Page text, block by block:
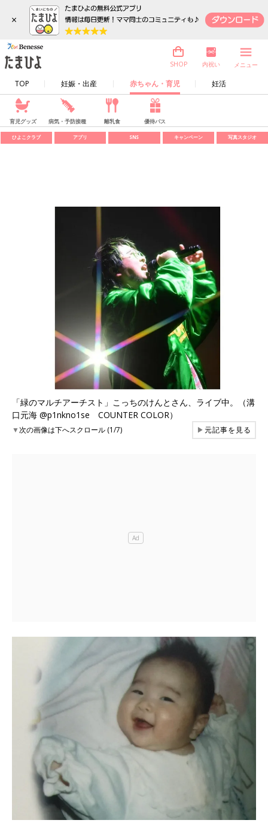
×
TOP 妊娠・出産 赤ちゃん・育児 妊活
SHOP 内祝い メニュー
育児グッズ 病気・予防接種 離乳食 優待パス
ひよこクラブ アプリ SNS キャンペーン 写真スタジオ
「緑のマルチアーチスト」こっちのけんとさん、ライブ中。（溝
口元海 @p1nkno1se COUNTER COLOR）
▼次の画像は下へスクロール (1/7) ▶元記事を見る